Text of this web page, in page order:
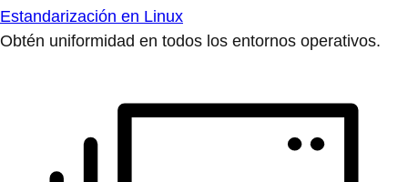
Estandarización en Linux
Obtén uniformidad en todos los entornos operativos.